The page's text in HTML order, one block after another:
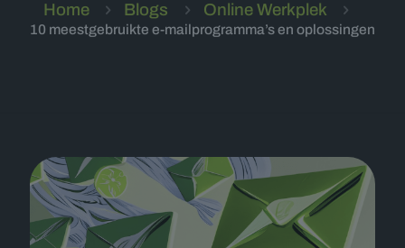
Home Blogs Online Werkplek
10 meestgebruikte e-mailprogramma’s en oplossingen